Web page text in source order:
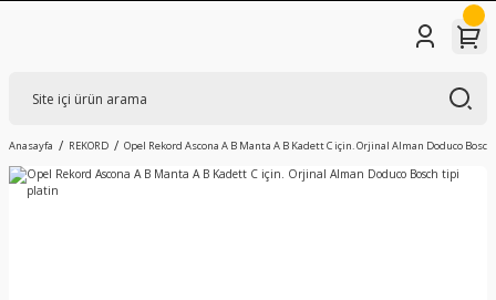
Anasayfa REKORD Opel Rekord Ascona A B Manta A B Kadett C için. Orjinal Alman Doduco